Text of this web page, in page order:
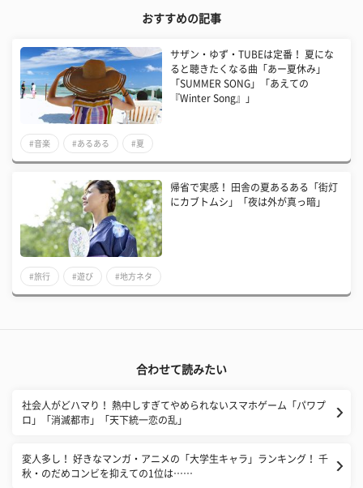
おすすめの記事
サザン・ゆず・TUBEは定番！ 夏にな
ると聴きたくなる曲「あー夏休み」
「SUMMER SONG」「あえての
『Winter Song』」
#音楽 #あるある #夏
帰省で実感！ 田舎の夏あるある「街灯
にカブトムシ」「夜は外が真っ暗」
#旅行 #遊び #地方ネタ
合わせて読みたい
社会人がどハマり！ 熱中しすぎてやめられないスマホゲーム「パワプ
ロ」「消滅都市」「天下統一恋の乱」
変人多し！ 好きなマンガ・アニメの「大学生キャラ」ランキング！ 千
秋・のだめコンビを抑えての1位は……